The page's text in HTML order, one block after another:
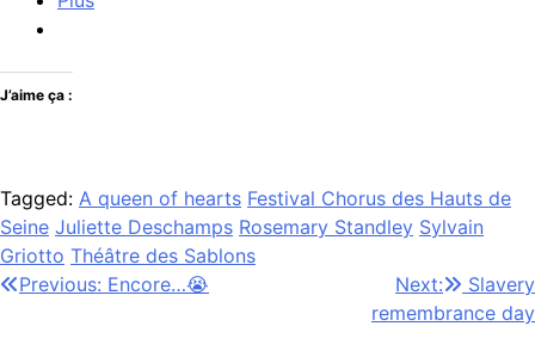
J’aime ça :
Tagged: A queen of hearts Festival Chorus des Hauts de
Seine Juliette Deschamps Rosemary Standley Sylvain
Griotto Théâtre des Sablons
Navigation
Previous: Encore…😭 Next:
Slavery
remembrance day